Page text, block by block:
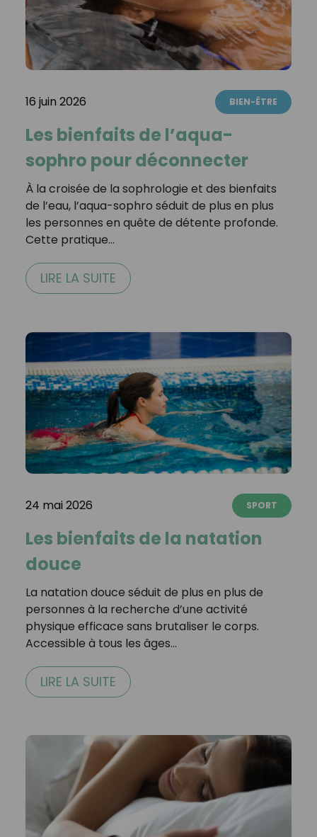
16 juin 2026 BIEN-ÊTRE
Les bienfaits de l’aqua-
sophro pour déconnecter
À la croisée de la sophrologie et des bienfaits
de l’eau, l’aqua-sophro séduit de plus en plus
les personnes en quête de détente profonde.
Cette pratique…
LIRE LA SUITE
24 mai 2026 SPORT
Les bienfaits de la natation
douce
La natation douce séduit de plus en plus de
personnes à la recherche d’une activité
physique efficace sans brutaliser le corps.
Accessible à tous les âges…
LIRE LA SUITE